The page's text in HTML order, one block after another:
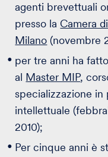
agenti brevettuali
presso la Camera
Milano (novembre
per tre anni ha
al Master MIP,
specializzazione in
intellettuale
2010);
Per cinque anni è